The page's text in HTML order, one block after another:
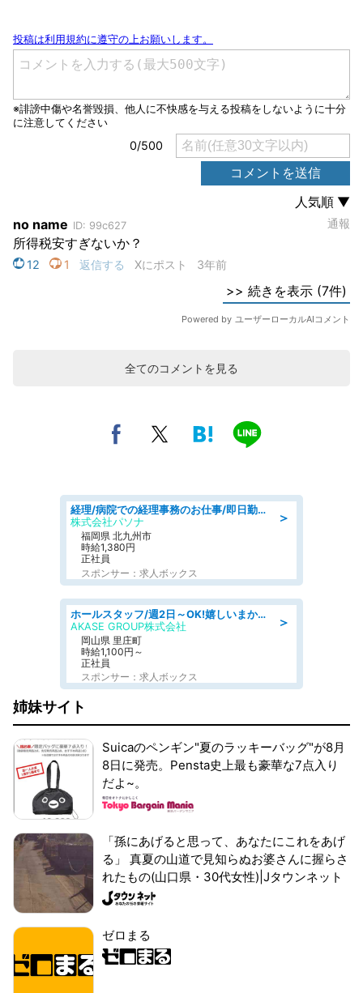
全てのコメントを見る
＞
経理/病院での経理事務のお仕事/即日勤務可/車通勤可/経理/一般事務
株式会社パソナ
福岡県 北九州市
時給1,380円
正社員
スポンサー：求人ボックス
＞
ホールスタッフ/週2日～OK!嬉しいまかない付き/岡山県/浅口郡里庄町
AKASE GROUP株式会社
岡山県 里庄町
時給1,100円～
正社員
スポンサー：求人ボックス
姉妹サイト
Suicaのペンギン"夏のラッキーバッグ"が8月
8日に発売。Pensta史上最も豪華な7点入り
だよ~。
「孫にあげると思って、あなたにこれをあげ
る」 真夏の山道で見知らぬお婆さんに握らさ
れたもの(山口県・30代女性)|Jタウンネット
ゼロまる